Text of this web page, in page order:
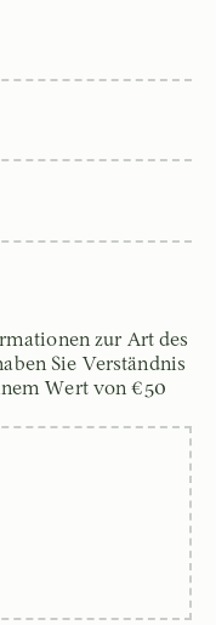
zur Art des
Sie Verständnis
Wert von €50